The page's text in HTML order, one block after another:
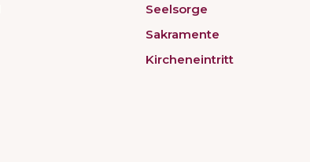
Seelsorge
Sakramente
Kircheneintritt